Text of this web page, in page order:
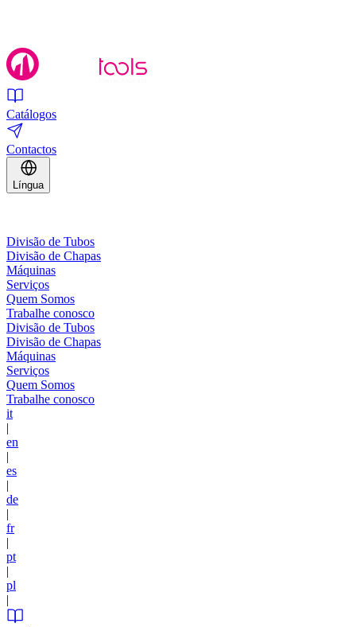
Catálogos
Contactos
Língua
Divisão de Tubos
Divisão de Chapas
Máquinas
Serviços
Quem Somos
Trabalhe conosco
Divisão de Tubos
Divisão de Chapas
Máquinas
Serviços
Quem Somos
Trabalhe conosco
it
|
en
|
es
|
de
|
fr
|
pt
|
pl
|